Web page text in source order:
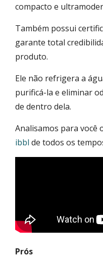
compacto e
Também possui
garante total
produto.
Ele não refrigera a
purificá-la e eliminar
de dentro dela.
Analisamos para você
ibbl de todos os
Prós